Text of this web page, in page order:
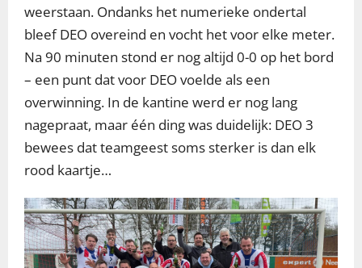
weerstaan. Ondanks het numerieke ondertal
bleef DEO overeind en vocht het voor elke meter.
Na 90 minuten stond er nog altijd 0-0 op het bord
– een punt dat voor DEO voelde als een
overwinning. In de kantine werd er nog lang
nagepraat, maar één ding was duidelijk: DEO 3
bewees dat teamgeest soms sterker is dan elk
rood kaartje…